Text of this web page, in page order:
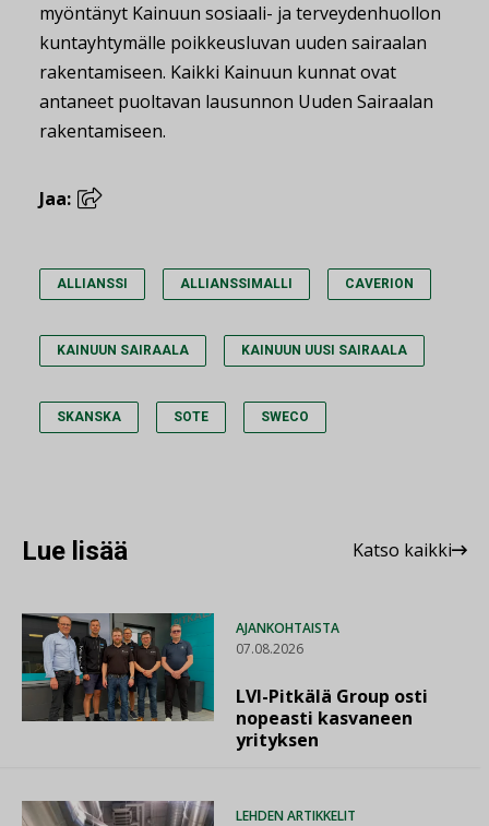
myöntänyt Kainuun sosiaali- ja terveydenhuollon
kuntayhtymälle poikkeusluvan uuden sairaalan
rakentamiseen. Kaikki Kainuun kunnat ovat
antaneet puoltavan lausunnon Uuden Sairaalan
rakentamiseen.
Jaa:
ALLIANSSI ALLIANSSIMALLI CAVERION
KAINUUN SAIRAALA KAINUUN UUSI SAIRAALA
SKANSKA SOTE SWECO
Lue lisää Katso kaikki
AJANKOHTAISTA
07.08.2026
LVI-Pitkälä Group osti
nopeasti kasvaneen
yrityksen
LEHDEN ARTIKKELIT